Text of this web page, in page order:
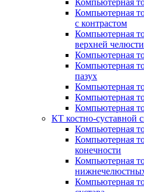
Компьютерная
Компьютерная
с контрастом
Компьютерная
верхней челюсти
Компьютерная
Компьютерная
пазух
Компьютерная
Компьютерная
Компьютерная
КТ костно-суставной
Компьютерная
Компьютерная
конечности
Компьютерная
нижнечелюстных
Компьютерная